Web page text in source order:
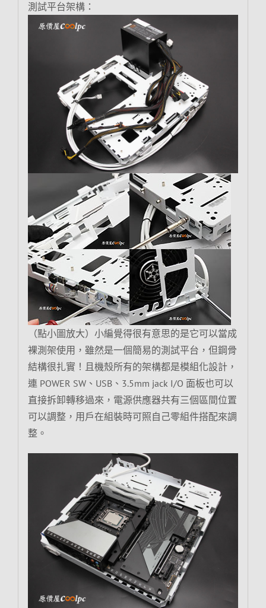
測試平台架構：
（點小圖放大）小編覺得很有意思的是它可以當成
裸測架使用，雖然是一個簡易的測試平台，但鋼骨
結構很扎實！且機殼所有的架構都是模組化設計，
連 POWER SW、USB、3.5mm jack I/O 面板也可以
直接拆卸轉移過來，電源供應器共有三個區間位置
可以調整，用戶在組裝時可照自己零組件搭配來調
整。